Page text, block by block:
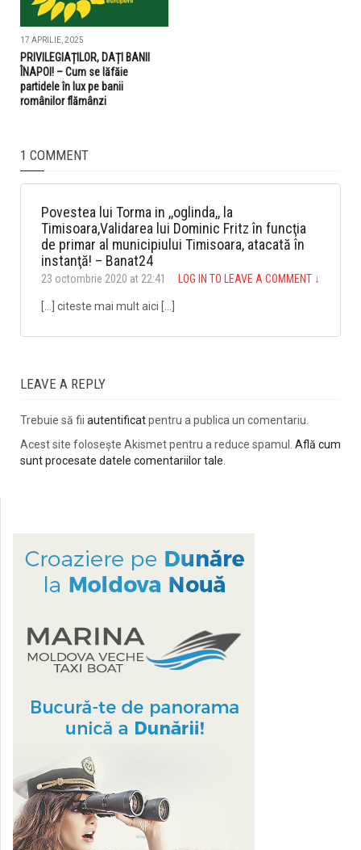
17 APRILIE, 2025
PRIVILEGIAȚILOR, DAȚI BANII
ÎNAPOI! – Cum se lăfăie
partidele în lux pe banii
românilor flămânzi
1 COMMENT
Povestea lui Torma in ,,oglinda,, la
Timisoara,Validarea lui Dominic Fritz în funcţia
de primar al municipiului Timisoara, atacată în
instanţă! – Banat24
23 octombrie 2020 at 22:41 LOG IN TO LEAVE A COMMENT ↓
[…] citeste mai mult aici […]
LEAVE A REPLY
Trebuie să fii autentificatpentru a publica un comentariu.
Acest site folosește Akismet pentru a reduce spamul. Află cum
sunt procesate datele comentariilor tale